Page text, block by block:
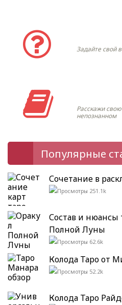
Задайте свой
Расскажи
непознанном
Популярные
Сочетание в
251.1k
Состав и нюансы
Полной Луны
62.6k
Колода Таро от
52.2k
Колода Таро